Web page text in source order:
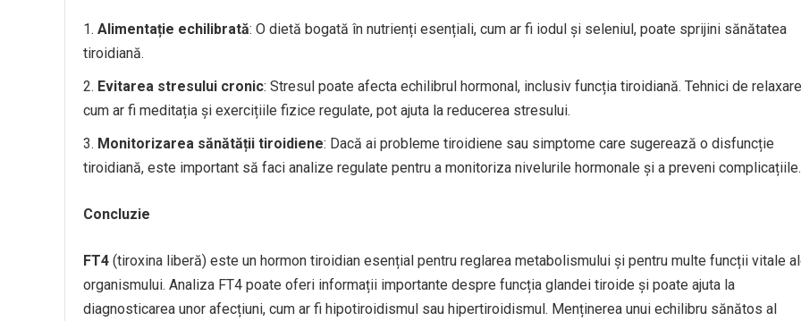
Alimentație echilibrată: O dietă bogată în nutrienți esențiali, cum ar fi iodul și seleniul, poate sprijini sănătatea
tiroidiană.
Evitarea stresului cronic: Stresul poate afecta echilibrul hormonal, inclusiv funcția tiroidiană. Tehnici de
cum ar fi meditația și exercițiile fizice regulate, pot ajuta la reducerea stresului.
Monitorizarea sănătății tiroidiene: Dacă ai probleme tiroidiene sau simptome care sugerează o disfuncție
tiroidiană, este important să faci analize regulate pentru a monitoriza nivelurile hormonale și a preveni complicațiile.
Concluzie
FT4 (tiroxina liberă) este un hormon tiroidian esențial pentru reglarea metabolismului și pentru multe funcții vitale
organismului. Analiza FT4 poate oferi informații importante despre funcția glandei tiroide și poate ajuta la
diagnosticarea unor afecțiuni, cum ar fi hipotiroidismul sau hipertiroidismul. Menținerea unui echilibru sănătos al